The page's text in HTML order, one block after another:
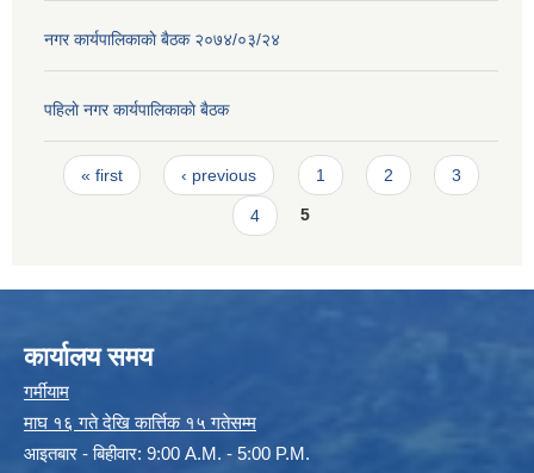
नगर कार्यपालिकाकाे बैठक २०७४/०३/२४
पहिलाे नगर कार्यपालिकाकाे बैठक
Pages
« first ‹ previous 1 2 3
4 5
कार्यालय समय
गर्मीयाम
माघ १६ गते देखि कार्त्तिक १५ गतेसम्म
आइतबार - बिहीवार: 9:00 A.M. - 5:00 P.M.